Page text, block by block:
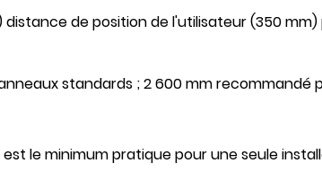
de position de l'utilisateur (350
standards ;2 600 mm recommandé
est le minimum pratique pour une seule